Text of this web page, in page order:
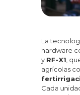
La
hardware
y RF-X1 ,
agrícolas
Cada